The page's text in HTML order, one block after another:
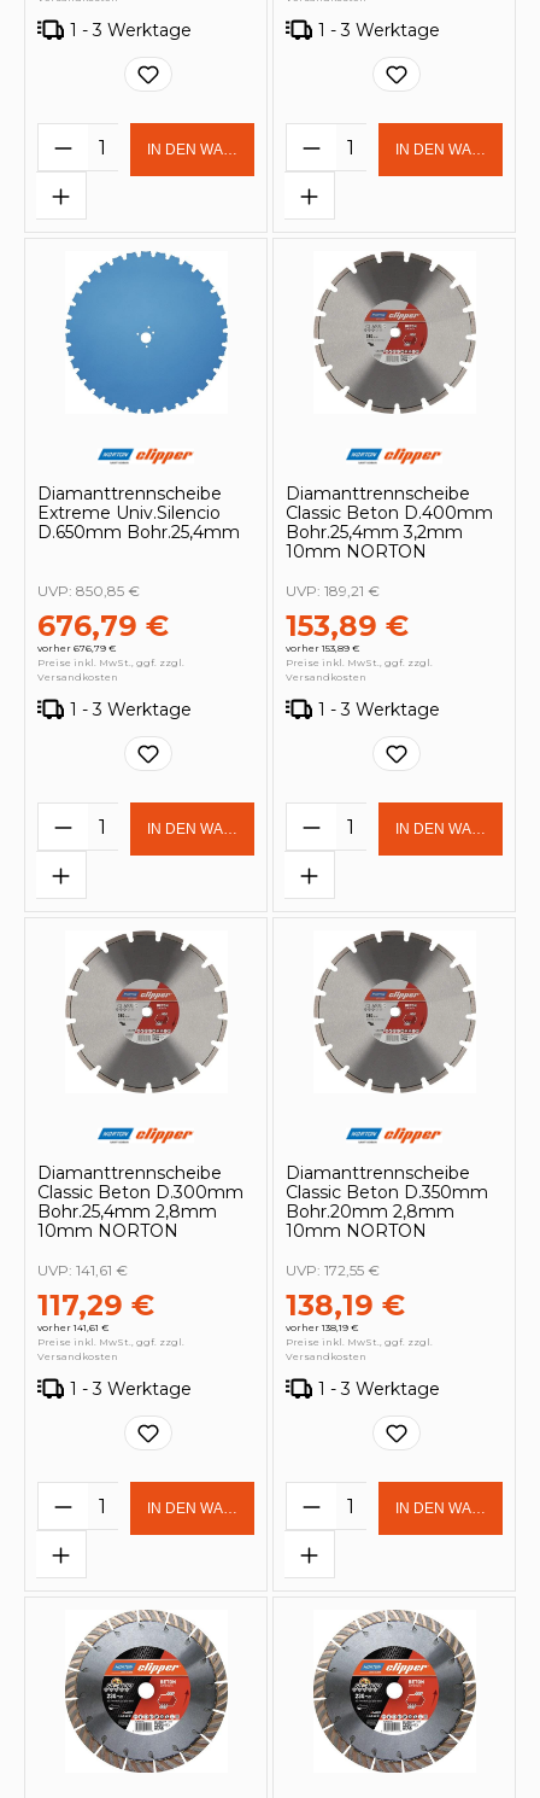
1 - 3 Werktage
Produkt Anzahl: Gib den
IN DEN WARENKORB
1 - 3 Werktage
Produkt Anzahl:
IN DEN
Diamanttrennscheibe
Extreme Univ.Silencio
D.650mm Bohr.25,4mm
676,79 €
vorher 676,79 €
UVP: 850,85 €
Preise inkl. MwSt., ggf. zzgl.
Versandkosten
1 - 3 Werktage
Produkt Anzahl: Gib den
IN DEN WARENKORB
Diamanttrennscheibe
Classic Beton D.400mm
Bohr.25,4mm 3,2mm
10mm NORTON
153,89 €
vorher 153,89 €
UVP: 189,21 €
Preise inkl. MwSt., ggf. zzgl.
Versandkosten
1 - 3 Werktage
Produkt Anzahl:
IN DEN
Diamanttrennscheibe
Classic Beton D.300mm
Bohr.25,4mm 2,8mm
10mm NORTON
117,29 €
vorher 141,61 €
UVP: 141,61 €
Preise inkl. MwSt., ggf. zzgl.
Versandkosten
1 - 3 Werktage
Produkt Anzahl: Gib den
IN DEN WARENKORB
Diamanttrennscheibe
Classic Beton D.350mm
Bohr.20mm 2,8mm
10mm NORTON
138,19 €
vorher 138,19 €
UVP: 172,55 €
Preise inkl. MwSt., ggf. zzgl.
Versandkosten
1 - 3 Werktage
Produkt Anzahl:
IN DEN